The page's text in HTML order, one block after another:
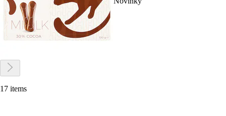
17 items